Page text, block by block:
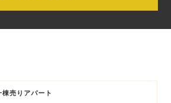
棟売りアパート